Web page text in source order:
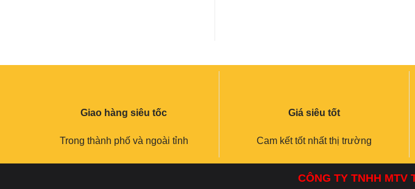
Giao hàng siêu tốc
Trong thành phố và ngoài tỉnh
Giá siêu tốt
Cam kết tốt nhất thị trường
CÔNG TY TNHH MTV